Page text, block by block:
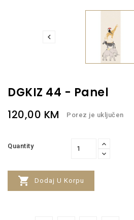

DGKIZ 44 - Panel
120,00 KM Porez je uključen
Quantity
 Dodaj U Korpu